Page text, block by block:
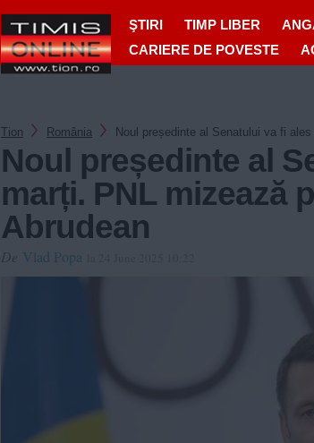
ŞTIRI TIMP LIBER
CARIERE DE POVESTE
Tion România Noul președinte al Senatului va fi
Noul președinte al
marți. PNL mizează
Abrudean
Vlad Popa